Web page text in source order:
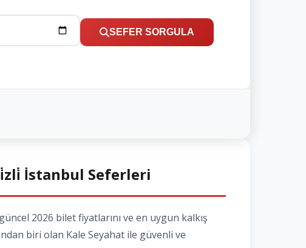
SEFER SORGULA
İstanbul Seferleri
2026 bilet fiyatlarını ve en uygun kalkış
biri olan Kale Seyahat ile güvenli ve